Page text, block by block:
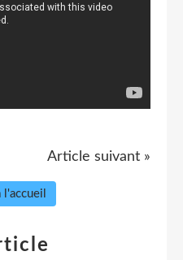
Article suivant »
l'accueil